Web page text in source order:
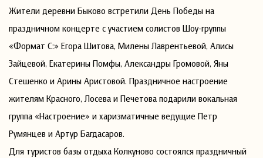
Жители деревни Быково встретили День Победы на
праздничном концерте с участием солистов Шоу-группы
«Формат С:» Егора Шитова, Милены Лаврентьевой, Алисы
Зайцевой, Екатерины Помфы, Александры Громовой, Яны
Стешенко и Арины Аристовой. Праздничное настроение
жителям Красного, Лосева и Печетова подарили вокальная
группа «Настроение» и харизматичные ведущие Петр
Румянцев и Артур Багдасаров.
Для туристов базы отдыха Колкуново состоялся праздничный